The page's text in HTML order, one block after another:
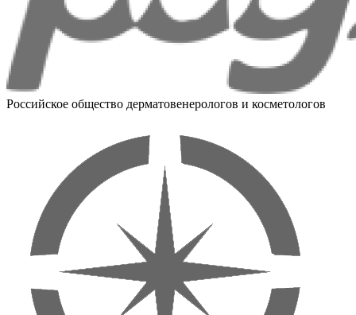
Российское общество дерматовенерологов и косметологов